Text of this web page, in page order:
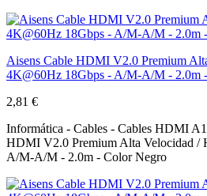
Aisens Cable HDMI V2.0 Premium
4K@60Hz 18Gbps - A/M-A/M - 2.0m
2,81 €
Informática - Cables - Cables HDMI
HDMI V2.0 Premium Alta Velocidad /
A/M-A/M - 2.0m - Color Negro